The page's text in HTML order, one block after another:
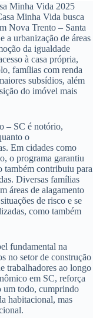
Minha Vida 2025
Minha Vida busca
Nova Trento – Santa
a urbanização de áreas
da igualdade
à casa própria,
famílias com renda
subsídios, além
do imóvel mais
– SC é notório,
o
Em cidades como
o programa garantiu
também contribuiu para
Diversas famílias
áreas de alagamento
de risco e se
como também
fundamental na
no setor de construção
trabalhadores ao longo
em SC, reforça
um todo, cumprindo
habitacional, mas